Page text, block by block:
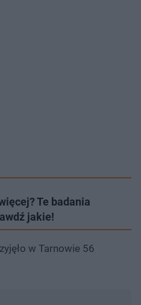
Te badania
jakie!
w Tarnowie 56